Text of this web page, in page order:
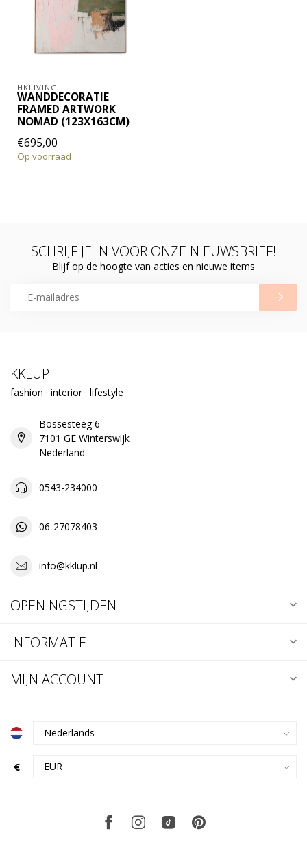
HKLIVING
WANDDECORATIE
FRAMED ARTWORK
NOMAD (123X163CM)
€695,00
Op voorraad
SCHRIJF JE IN VOOR ONZE NIEUWSBRIEF!
Blijf op de hoogte van acties en nieuwe items
KKLUP
fashion · interior · lifestyle
Bossesteeg 6
7101 GE Winterswijk
Nederland
0543-234000
06-27078403
info@kklup.nl
OPENINGSTIJDEN
INFORMATIE
MIJN ACCOUNT
€